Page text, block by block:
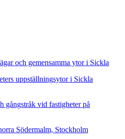
och gemensamma ytor i Sickla
uppställningsytor i Sickla
gångstråk vid fastigheter på
Södermalm, Stockholm